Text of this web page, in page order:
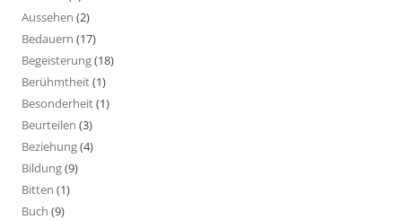
Aussehen (2)
Bedauern (17)
Begeisterung(18)
Berühmtheit(1)
Besonderheit(1)
Beurteilen (3)
Beziehung(4)
Bildung(9)
Bitten (1)
Buch (9)